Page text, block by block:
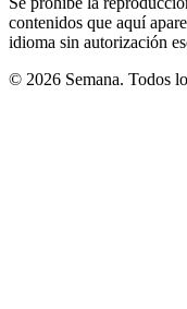
contenidos que aquí
idioma sin autorización
© 2026 Semana. Todos